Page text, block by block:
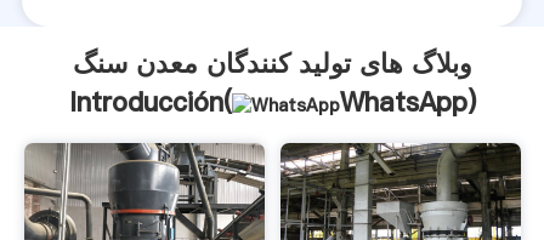
وبلاگ های تولید کنندگان معدن سنگ
Introducción(
WhatsApp)